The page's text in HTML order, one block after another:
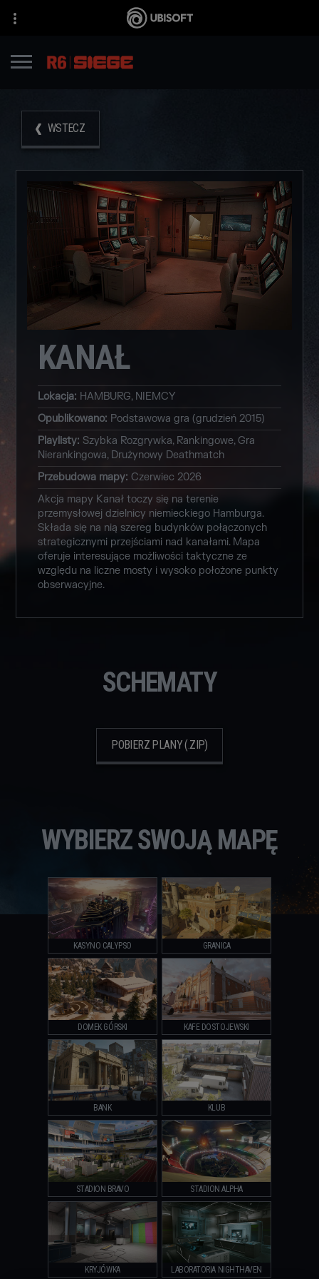
WSTECZ
KANAŁ
Lokacja: HAMBURG, NIEMCY
Opublikowano: Podstawowa gra (grudzień 2015)
Playlisty: Szybka Rozgrywka, Rankingowe, Gra
Nierankingowa, Drużynowy Deathmatch
Przebudowa mapy:Czerwiec 2026
Akcja mapy Kanał toczy się na terenie
przemysłowej dzielnicy niemieckiego Hamburga.
Składa się na nią szereg budynków połączonych
strategicznymi przejściami nad kanałami. Mapa
oferuje interesujące możliwości taktyczne ze
względu na liczne mosty i wysoko położone punkty
obserwacyjne.
SCHEMATY
POBIERZ PLANY (.ZIP)
WYBIERZ SWOJĄ MAPĘ
KASYNO CALYPSO GRANICA
DOMEK GÓRSKI KAFE DOSTOJEWSKI
BANK KLUB
STADION BRAVO STADION ALPHA
KRYJÓWKA LABORATORIA NIGHTHAVEN